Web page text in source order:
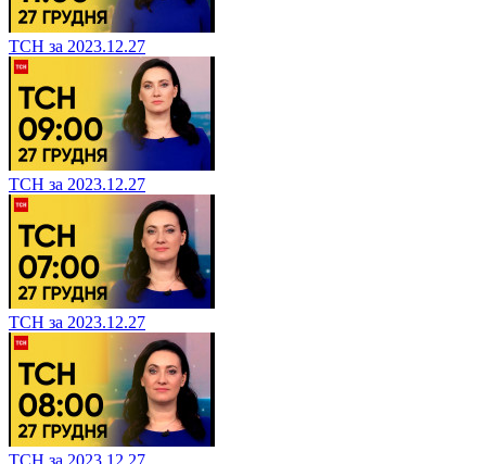
ТСН за 2023.12.27
ТСН за 2023.12.27
ТСН за 2023.12.27
ТСН за 2023.12.27